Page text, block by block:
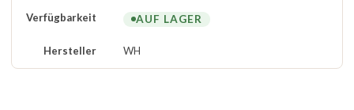
Verfügbarkeit AUF LAGER
Hersteller WH